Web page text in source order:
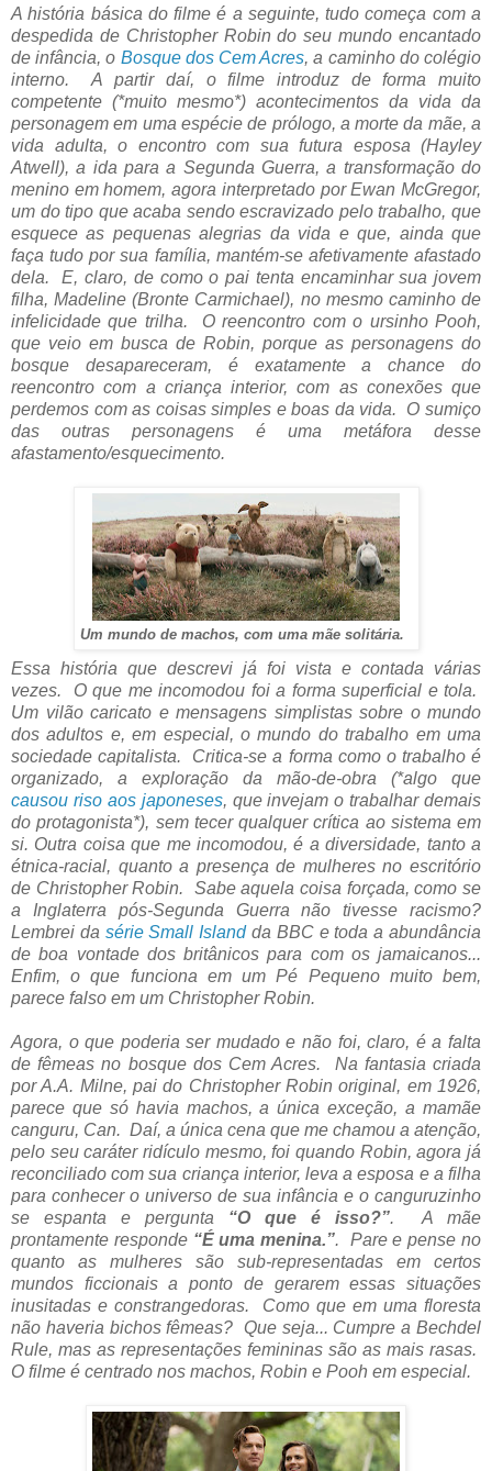
A história básica do filme é a seguinte, tudo começa com a
despedida de Christopher Robin do seu mundo encantado
de infância, o Bosque dos Cem Acres, a caminho do colégio
interno. A partir daí, o filme introduz de forma muito
competente (*muito mesmo*) acontecimentos da vida da
personagem em uma espécie de prólogo, a morte da mãe, a
vida adulta, o encontro com sua futura esposa (Hayley
Atwell), a ida para a Segunda Guerra, a transformação do
menino em homem, agora interpretado por Ewan McGregor,
um do tipo que acaba sendo escravizado pelo trabalho, que
esquece as pequenas alegrias da vida e que, ainda que
faça tudo por sua família, mantém-se afetivamente afastado
dela. E, claro, de como o pai tenta encaminhar sua jovem
filha, Madeline (Bronte Carmichael), no mesmo caminho de
infelicidade que trilha. O reencontro com o ursinho Pooh,
que veio em busca de Robin, porque as personagens do
bosque desapareceram, é exatamente a chance do
reencontro com a criança interior, com as conexões que
perdemos com as coisas simples e boas da vida. O sumiço
das outras personagens é uma metáfora desse
afastamento/esquecimento.
Um mundo de machos, com uma mãe solitária.
Essa história que descrevi já foi vista e contada várias
vezes. O que me incomodou foi a forma superficial e tola.
Um vilão caricato e mensagens simplistas sobre o mundo
dos adultos e, em especial, o mundo do trabalho em uma
sociedade capitalista. Critica-se a forma como o trabalho é
organizado, a exploração da mão-de-obra (*algo que
causou riso aos japoneses, que invejam o trabalhar demais
do protagonista*), sem tecer qualquer crítica ao sistema em
si. Outra coisa que me incomodou, é a diversidade, tanto a
étnica-racial, quanto a presença de mulheres no escritório
de Christopher Robin. Sabe aquela coisa forçada, como se
a Inglaterra pós-Segunda Guerra não tivesse racismo?
Lembrei da série Small Islandda BBC e toda a abundância
de boa vontade dos britânicos para com os jamaicanos...
Enfim, o que funciona em um Pé Pequeno muito bem,
parece falso em um Christopher Robin.
Agora, o que poderia ser mudado e não foi, claro, é a falta
de fêmeas no bosque dos Cem Acres. Na fantasia criada
por A.A. Milne, pai do Christopher Robin original, em 1926,
parece que só havia machos, a única exceção, a mamãe
canguru, Can. Daí, a única cena que me chamou a atenção,
pelo seu caráter ridículo mesmo, foi quando Robin, agora já
reconciliado com sua criança interior, leva a esposa e a filha
para conhecer o universo de sua infância e o canguruzinho
se espanta e pergunta “O que é isso?”. A mãe
prontamente responde “É uma menina.”. Pare e pense no
quanto as mulheres são sub-representadas em certos
mundos ficcionais a ponto de gerarem essas situações
inusitadas e constrangedoras. Como que em uma floresta
não haveria bichos fêmeas? Que seja... Cumpre a Bechdel
Rule, mas as representações femininas são as mais rasas.
O filme é centrado nos machos, Robin e Pooh em especial.